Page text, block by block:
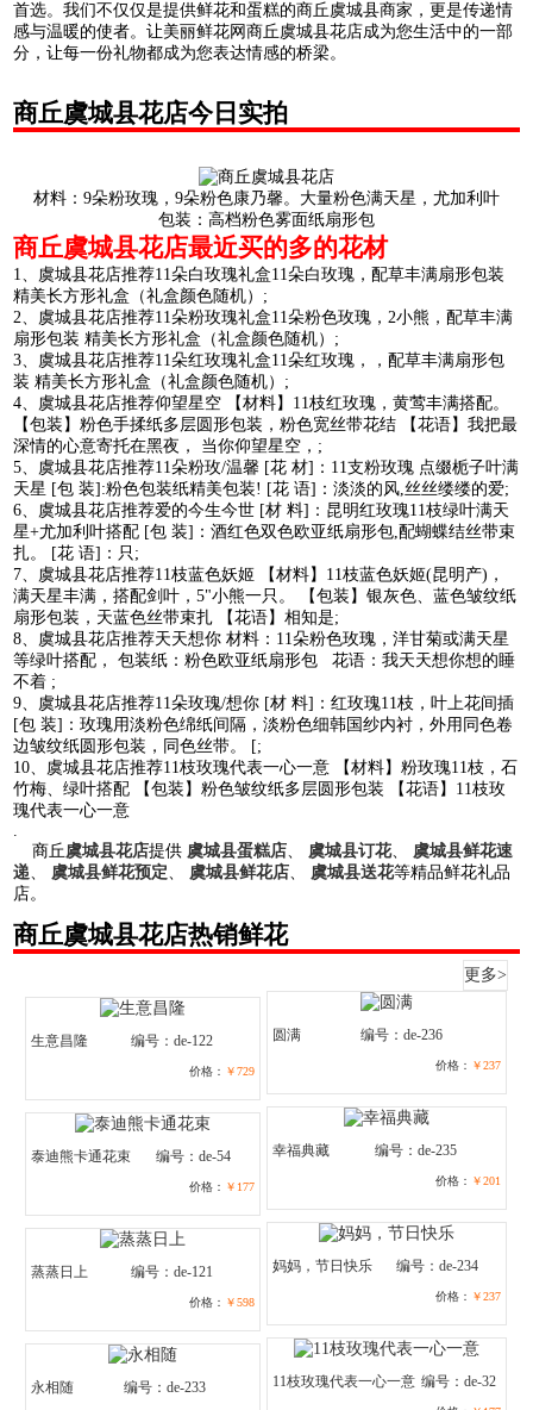
首选。我们不仅仅是提供鲜花和蛋糕的商丘虞城县商家，更是传递情
感与温暖的使者。让美丽鲜花网商丘虞城县花店成为您生活中的一部
分，让每一份礼物都成为您表达情感的桥梁。
商丘虞城县花店今日实拍
材料：9朵粉玫瑰，9朵粉色康乃馨。大量粉色满天星，尤加利叶
包装：高档粉色雾面纸扇形包
商丘虞城县花店最近买的多的花材
1、虞城县花店推荐11朵白玫瑰礼盒11朵白玫瑰，配草丰满扇形包装
精美长方形礼盒（礼盒颜色随机）;
2、虞城县花店推荐11朵粉玫瑰礼盒11朵粉色玫瑰，2小熊，配草丰满
扇形包装 精美长方形礼盒（礼盒颜色随机）;
3、虞城县花店推荐11朵红玫瑰礼盒11朵红玫瑰，，配草丰满扇形包
装 精美长方形礼盒（礼盒颜色随机）;
4、虞城县花店推荐仰望星空 【材料】11枝红玫瑰，黄莺丰满搭配。
【包装】粉色手揉纸多层圆形包装，粉色宽丝带花结 【花语】我把最
深情的心意寄托在黑夜， 当你仰望星空，;
5、虞城县花店推荐11朵粉玫/温馨 [花 材]：11支粉玫瑰 点缀栀子叶满
天星 [包 装]:粉色包装纸精美包装! [花 语]：淡淡的风,丝丝缕缕的爱;
6、虞城县花店推荐爱的今生今世 [材 料]：昆明红玫瑰11枝绿叶满天
星+尤加利叶搭配 [包 装]：酒红色双色欧亚纸扇形包,配蝴蝶结丝带束
扎。 [花 语]：只;
7、虞城县花店推荐11枝蓝色妖姬 【材料】11枝蓝色妖姬(昆明产)，
满天星丰满，搭配剑叶，5"小熊一只。 【包装】银灰色、蓝色皱纹纸
扇形包装，天蓝色丝带束扎 【花语】相知是;
8、虞城县花店推荐天天想你 材料：11朵粉色玫瑰，洋甘菊或满天星
等绿叶搭配， 包装纸：粉色欧亚纸扇形包 花语：我天天想你想的睡
不着 ;
9、虞城县花店推荐11朵玫瑰/想你 [材 料]：红玫瑰11枝，叶上花间插
[包 装]：玫瑰用淡粉色绵纸间隔，淡粉色细韩国纱内衬，外用同色卷
边皱纹纸圆形包装，同色丝带。 [;
10、虞城县花店推荐11枝玫瑰代表一心一意 【材料】粉玫瑰11枝，石
竹梅、绿叶搭配 【包装】粉色皱纹纸多层圆形包装 【花语】11枝玫
瑰代表一心一意
.
商丘虞城县花店提供 虞城县蛋糕店、 虞城县订花、 虞城县鲜花速
递、 虞城县鲜花预定、 虞城县鲜花店、 虞城县送花等精品鲜花礼品
店。
商丘虞城县花店热销鲜花
更多>
生意昌隆 编号：de-122
价格： ￥729
圆满 编号：de-236
价格： ￥237
泰迪熊卡通花束 编号：de-54
价格： ￥177
幸福典藏 编号：de-235
价格： ￥201
蒸蒸日上 编号：de-121
价格： ￥598
妈妈，节日快乐 编号：de-234
价格： ￥237
永相随 编号：de-233 11枝玫瑰代表一心一意 编号：de-32